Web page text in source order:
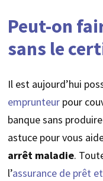
Peut-on
sans le
Il est aujourd’hui
emprunteurpour
banque sans
astuce pour vous
arrêt maladie.
l’assurance de prêt